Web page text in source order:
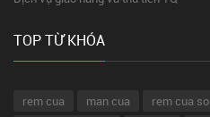
TOP TỪ KHÓA
rem cua man cua rem cua so